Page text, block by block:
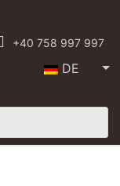
+40 758 997 997
DE